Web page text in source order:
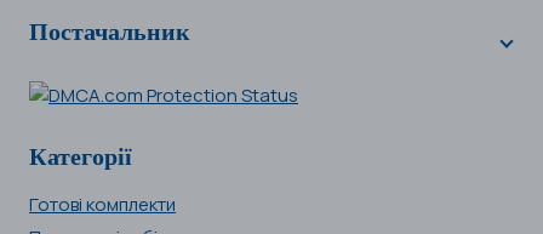
Постачальник
Категорії
Готові комплекти